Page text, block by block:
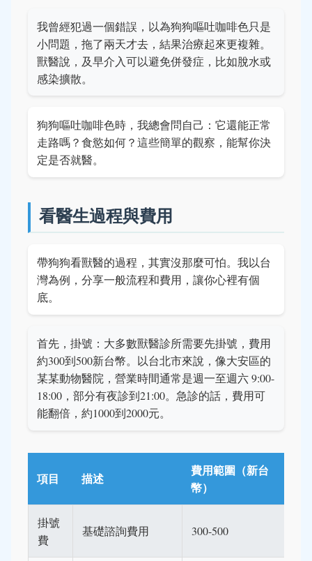
我曾經犯過一個錯誤，以為狗狗嘔吐咖啡色只是
小問題，拖了兩天才去，結果治療起來更複雜。
獸醫說，及早介入可以避免併發症，比如脫水或
感染擴散。
狗狗嘔吐咖啡色時，我總會問自己：它還能正常
走路嗎？食慾如何？這些簡單的觀察，能幫你決
定是否就醫。
看醫生過程與費用
帶狗狗看獸醫的過程，其實沒那麼可怕。我以台
灣為例，分享一般流程和費用，讓你心裡有個
底。
首先，掛號：大多數獸醫診所需要先掛號，費用
約300到500新台幣。以台北市來說，像大安區的
某某動物醫院，營業時間通常是週一至週六 9:00-
18:00，部分有夜診到21:00。急診的話，費用可
能翻倍，約1000到2000元。
項目 描述
費用範圍（新台
幣）
掛號
費
基礎諮詢費用 300-500